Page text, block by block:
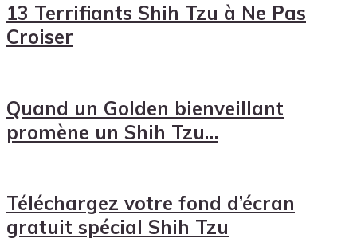
13 Terrifiants Shih Tzu à Ne Pas
Croiser
Quand un Golden bienveillant
promène un Shih Tzu…
Téléchargez votre fond d’écran
gratuit spécial Shih Tzu